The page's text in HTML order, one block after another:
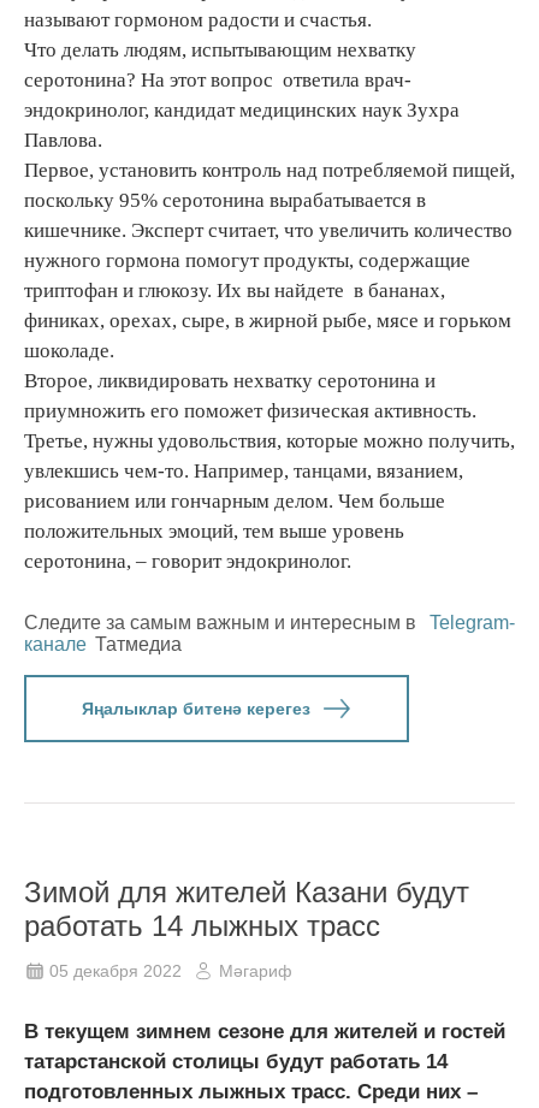
называют гормоном радости и счастья.
Что делать людям, испытывающим нехватку
серотонина? На этот вопрос ответила врач-
эндокринолог, кандидат медицинских наук Зухра
Павлова.
Первое, установить контроль над потребляемой пищей,
поскольку 95% серотонина вырабатывается в
кишечнике. Эксперт считает, что увеличить количество
нужного гормона помогут продукты, содержащие
триптофан и глюкозу. Их вы найдете в бананах,
финиках, орехах, сыре, в жирной рыбе, мясе и горьком
шоколаде.
Второе, ликвидировать нехватку серотонина и
приумножить его поможет физическая активность.
Третье, нужны удовольствия, которые можно получить,
увлекшись чем-то. Например, танцами, вязанием,
рисованием или гончарным делом. Чем больше
положительных эмоций, тем выше уровень
серотонина, – говорит эндокринолог.
Следите за самым важным и интересным в
Telegram-
канале Татмедиа
Яңалыклар битенә керегез
Зимой для жителей Казани будут
работать 14 лыжных трасс
05 декабря 2022 Мәгариф
В текущем зимнем сезоне для жителей и гостей
татарстанской столицы будут работать 14
подготовленных лыжных трасс. Среди них –